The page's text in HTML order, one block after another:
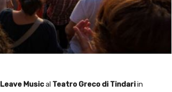
Leave Musical Teatro Greco di Tindariin